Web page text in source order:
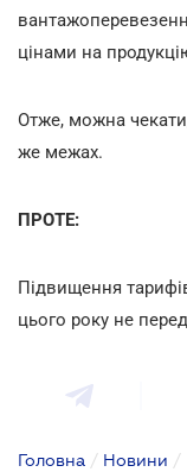
цінами на
Отже, можна
же межах.
ПРОТЕ:
Підвищення
цього року не
Головна / Новини /